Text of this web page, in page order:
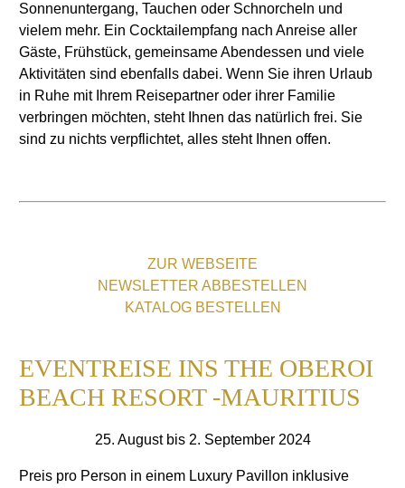
Sonnenuntergang, Tauchen oder Schnorcheln und
vielem mehr. Ein Cocktailempfang nach Anreise aller
Gäste, Frühstück, gemeinsame Abendessen und viele
Aktivitäten sind ebenfalls dabei. Wenn Sie ihren Urlaub
in Ruhe mit Ihrem Reisepartner oder ihrer Familie
verbringen möchten, steht Ihnen das natürlich frei. Sie
sind zu nichts verpflichtet, alles steht Ihnen offen.
ZUR WEBSEITE
NEWSLETTER ABBESTELLEN
KATALOG BESTELLEN
EVENTREISE INS THE OBEROI
BEACH RESORT -MAURITIUS
25. August bis 2. September 2024
Preis pro Person in einem Luxury Pavillon inklusive